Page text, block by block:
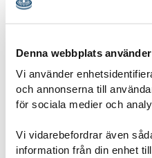
Denna webbplats
Vi använder
och annonserna till
för sociala medier och
Vi vidarebefordrar även
information från din enhet
digitalt, ej fysisk träff
Ansökan
Ansökan öppen 9